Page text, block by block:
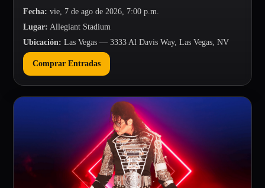
Fecha: vie, 7 de ago de 2026, 7:00 p.m.
Lugar: Allegiant Stadium
Ubicación: Las Vegas — 3333 Al Davis Way, Las Vegas, NV
Comprar Entradas